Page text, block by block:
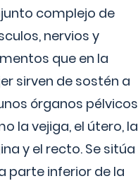
complejo de
nervios y
que en la
sirven de sostén a
órganos pélvicos
la vejiga, el útero, la
y el recto. Se sitúa
parte inferior de la